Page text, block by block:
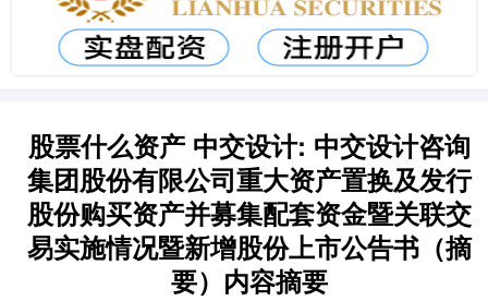
股票什么资产 中交设计: 中交设计咨询
集团股份有限公司重大资产置换及发行
股份购买资产并募集配套资金暨关联交
易实施情况暨新增股份上市公告书（摘
要）内容摘要